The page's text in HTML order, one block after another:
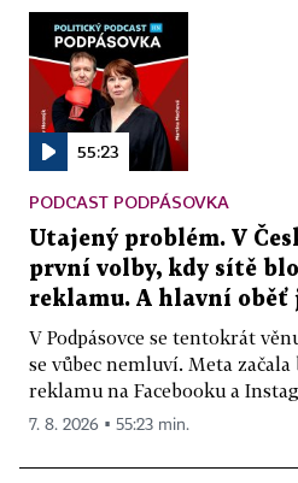
55:23
PODCAST PODPÁSOVKA
Utajený problém. V
první volby, kdy sítě
reklamu. A hlavní oběť
V Podpásovce se tentokrát
se vůbec nemluví. Meta
reklamu na Facebooku a
7. 8. 2026 ▪ 55:23 min.